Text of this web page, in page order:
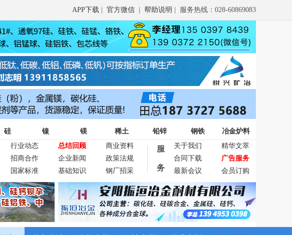
APP下载 官方微信 帮助说明 | 服务热线：028-60869083
硅 镍 镁 稀土 铅锌 钢铁 冶金炉料
行业动态 总结回顾
商业资料
招商合作 企业新闻
政策法规
国家标准 基础知识 钢厂招采
服
务
关于我们
精华文萃
合同下载
广告服务
最新会议
会员订购